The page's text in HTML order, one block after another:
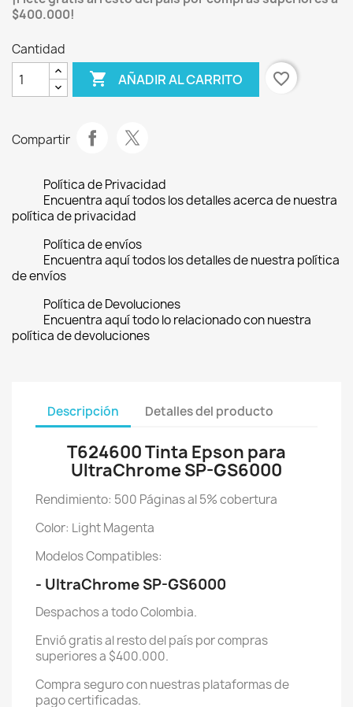
$400.000!
Cantidad
 AÑADIR AL CARRITO favorite_border
Compartir
Política de Privacidad
Encuentra aquí todos los detalles acerca de nuestra
política de privacidad
Política de envíos
Encuentra aquí todos los detalles de nuestra política
de envíos
Política de Devoluciones
Encuentra aquí todo lo relacionado con nuestra
política de devoluciones
Descripción Detalles del producto
T624600 Tinta Epson para
UltraChrome SP-GS6000
Rendimiento: 500 Páginas al 5% cobertura
Color: Light Magenta
Modelos Compatibles:
- UltraChrome SP-GS6000
Despachos a todo Colombia.
Envió gratis al resto del país por compras
superiores a $400.000.
Compra seguro con nuestras plataformas de
pago certificadas.